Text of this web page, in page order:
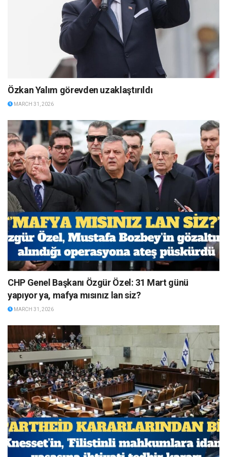
Özkan Yalım görevden uzaklaştırıldı
MARCH 31, 2026
CHP Genel Başkanı Özgür Özel: 31 Mart günü
yapıyor ya, mafya mısınız lan siz?
MARCH 31, 2026